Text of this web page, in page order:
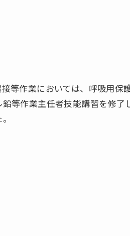
等作業においては、呼吸用保
等作業主任者技能講習を修了